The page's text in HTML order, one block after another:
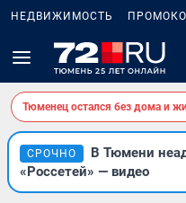
НЕДВИЖИМОСТЬ
Тюменец остался без дома и
СРОЧНО
В Тюмени
«Россетей» — видео